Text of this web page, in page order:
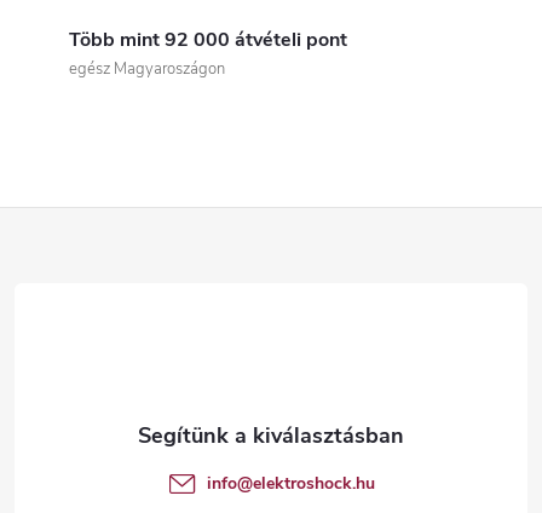
Több mint 92 000 átvételi pont
egész Magyaroszágon
info@elektroshock.hu